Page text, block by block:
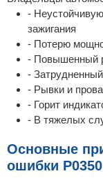
-
зажигания
- Потерю
- Повышенный
-
- Рывки и
- Горит
- В тяжелых
Основные
ошибки P0350